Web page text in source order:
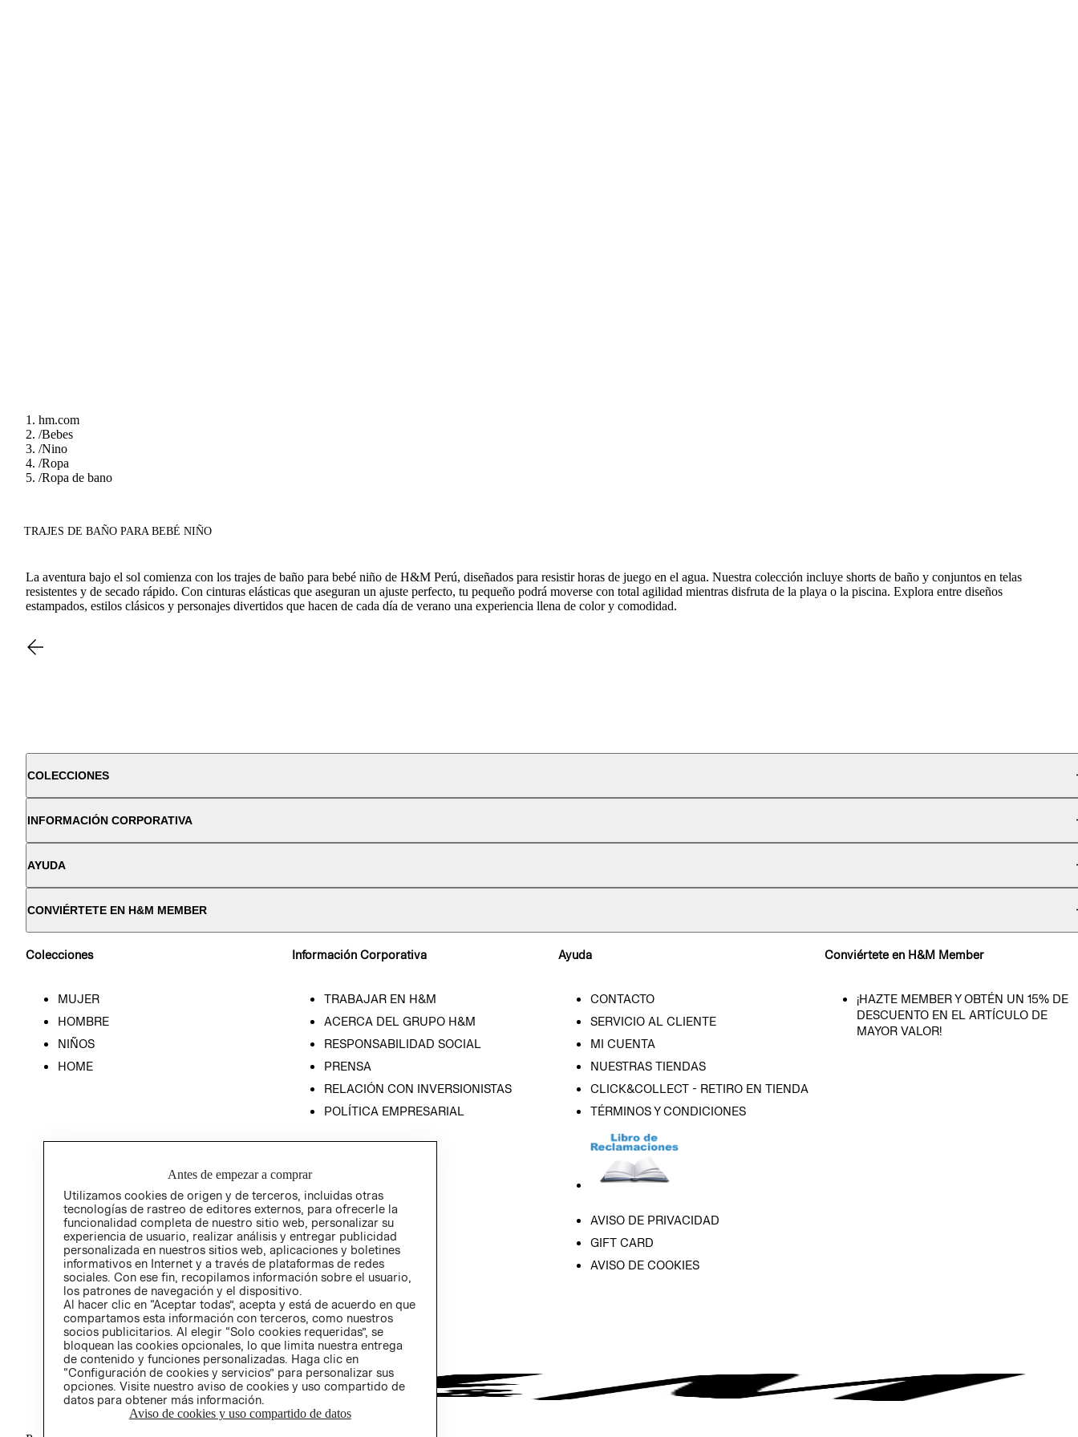
hm.com
/Bebes
/Nino
/Ropa
/Ropa de bano
TRAJES DE BAÑO PARA BEBÉ NIÑO
La aventura bajo el sol comienza con los trajes de baño para bebé niño de H&M Perú, diseñados para resistir horas de juego en el agua. Nuestra colección incluye shorts de baño y conjuntos en telas
resistentes y de secado rápido. Con cinturas elásticas que aseguran un ajuste perfecto, tu pequeño podrá moverse con total agilidad mientras disfruta de la playa o la piscina. Explora entre diseños
estampados, estilos clásicos y personajes divertidos que hacen de cada día de verano una experiencia llena de color y comodidad.
COLECCIONES
INFORMACIÓN CORPORATIVA
AYUDA
CONVIÉRTETE EN H&M MEMBER
Colecciones
MUJER
HOMBRE
NIÑOS
HOME
Información Corporativa
TRABAJAR EN H&M
ACERCA DEL GRUPO H&M
RESPONSABILIDAD SOCIAL
PRENSA
RELACIÓN CON INVERSIONISTAS
POLÍTICA EMPRESARIAL
Ayuda
CONTACTO
SERVICIO AL CLIENTE
MI CUENTA
NUESTRAS TIENDAS
CLICK&COLLECT - RETIRO EN TIENDA
TÉRMINOS Y CONDICIONES
AVISO DE PRIVACIDAD
GIFT CARD
AVISO DE COOKIES
Conviértete en H&M Member
¡HAZTE MEMBER Y OBTÉN UN 15% DE
DESCUENTO EN EL ARTÍCULO DE
MAYOR VALOR!
Antes de empezar a comprar
Utilizamos cookies de origen y de terceros, incluidas otras
tecnologías de rastreo de editores externos, para ofrecerle la
funcionalidad completa de nuestro sitio web, personalizar su
experiencia de usuario, realizar análisis y entregar publicidad
personalizada en nuestros sitios web, aplicaciones y boletines
informativos en Internet y a través de plataformas de redes
sociales. Con ese fin, recopilamos información sobre el usuario,
los patrones de navegación y el dispositivo.
Al hacer clic en “Aceptar todas”, acepta y está de acuerdo en que
compartamos esta información con terceros, como nuestros
socios publicitarios. Al elegir “Solo cookies requeridas”, se
bloquean las cookies opcionales, lo que limita nuestra entrega
de contenido y funciones personalizadas. Haga clic en
“Configuración de cookies y servicios” para personalizar sus
opciones. Visite nuestro aviso de cookies y uso compartido de
datos para obtener más información.
Aviso de cookies y uso compartido de datos